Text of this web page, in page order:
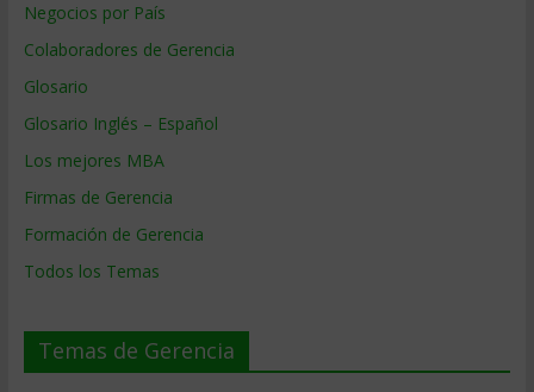
Negocios por País
Colaboradores de Gerencia
Glosario
Glosario Inglés – Español
Los mejores MBA
Firmas de Gerencia
Formación de Gerencia
Todos los Temas
Temas de Gerencia